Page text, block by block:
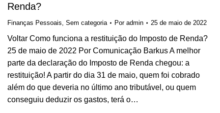
Renda?
Finanças Pessoais Sem categoria Por admin 25 de maio de 2022
Voltar Como funciona a restituição do Imposto de Renda?
25 de maio de 2022 Por Comunicação Barkus A melhor
parte da declaração do Imposto de Renda chegou: a
restituição! A partir do dia 31 de maio, quem foi cobrado
além do que deveria no último ano tributável, ou quem
conseguiu deduzir os gastos, terá o…